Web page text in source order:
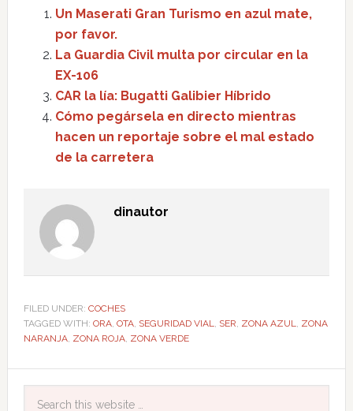
Un Maserati Gran Turismo en azul mate,
por favor.
La Guardia Civil multa por circular en la
EX-106
CAR la lía: Bugatti Galibier Híbrido
Cómo pegársela en directo mientras
hacen un reportaje sobre el mal estado
de la carretera
dinautor
FILED UNDER: COCHES
TAGGED WITH: ORA, OTA, SEGURIDAD VIAL, SER, ZONA AZUL, ZONA
NARANJA, ZONA ROJA, ZONA VERDE